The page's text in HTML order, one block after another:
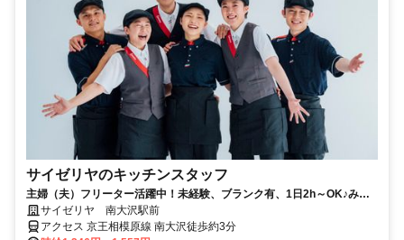
サイゼリヤのキッチンスタッフ
主婦（夫）フリーター活躍中！未経験、ブランク有、1日2h～OK♪みん
な仲良くチームでお仕事※接客あり
サイゼリヤ 南大沢駅前
アクセス 京王相模原線 南大沢徒歩約3分